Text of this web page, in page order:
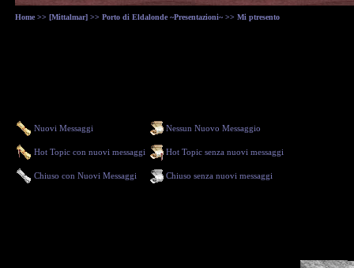
Home >> [Mittalmar] >> Porto di Eldalonde ~Presentazioni~ >> Mi ptresento
Nuovi Messaggi Nessun Nuovo Messaggio
Hot Topic con nuovi messaggi Hot Topic senza nuovi messaggi
Chiuso con Nuovi Messaggi Chiuso senza nuovi messaggi